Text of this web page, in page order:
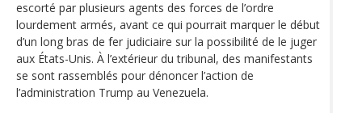
escorté par plusieurs agents des forces de l’ordre
lourdement armés, avant ce qui pourrait marquer le début
d’un long bras de fer judiciaire sur la possibilité de le juger
aux États-Unis. À l’extérieur du tribunal, des manifestants
se sont rassemblés pour dénoncer l’action de
l’administration Trump au Venezuela.